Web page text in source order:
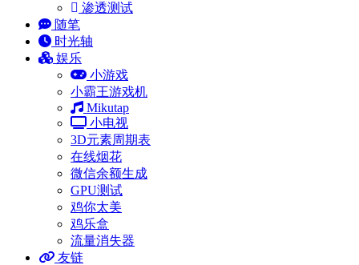
渗透测试
随笔
时光轴
娱乐
小游戏
小霸王游戏机
Mikutap
小电视
3D元素周期表
在线烟花
微信余额生成
GPU测试
鸡你太美
鸡乐盒
流量消失器
友链